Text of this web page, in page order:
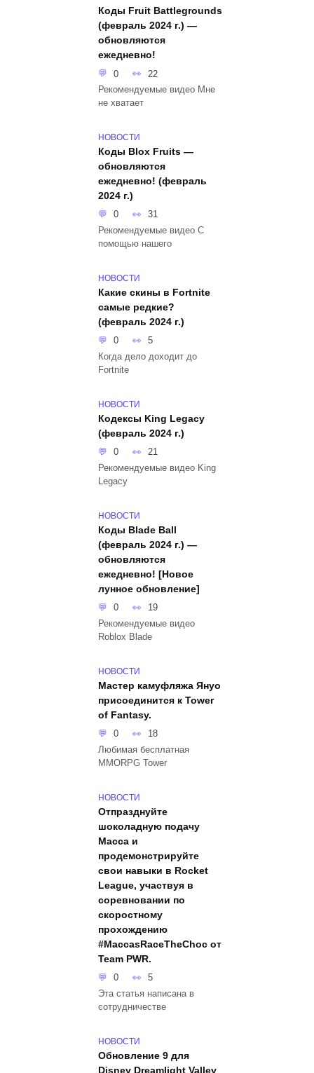
Коды Fruit Battlegrounds
(февраль 2024 г.) —
обновляются
ежедневно!
0
22
Рекомендуемые видео Мне
не хватает
НОВОСТИ
Коды Blox Fruits —
обновляются
ежедневно! (февраль
2024 г.)
0
31
Рекомендуемые видео С
помощью нашего
НОВОСТИ
Какие скины в Fortnite
самые редкие?
(февраль 2024 г.)
0
5
Когда дело доходит до
Fortnite
НОВОСТИ
Кодексы King Legacy
(февраль 2024 г.)
0
21
Рекомендуемые видео King
Legacy
НОВОСТИ
Коды Blade Ball
(февраль 2024 г.) —
обновляются
ежедневно! [Новое
лунное обновление]
0
19
Рекомендуемые видео
Roblox Blade
НОВОСТИ
Мастер камуфляжа Януо
присоединится к Tower
of Fantasy.
0
18
Любимая бесплатная
MMORPG Tower
НОВОСТИ
Отпразднуйте
шоколадную подачу
Macca и
продемонстрируйте
свои навыки в Rocket
League, участвуя в
соревновании по
скоростному
прохождению
#MaccasRaceTheChoc от
Team PWR.
0
5
Эта статья написана в
сотрудничестве
НОВОСТИ
Обновление 9 для
Disney Dreamlight Valley